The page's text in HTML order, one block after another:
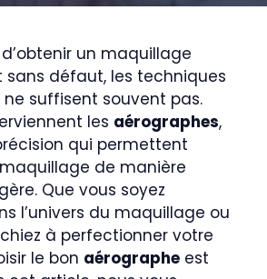
d’obtenir un maquillage
défaut, les techniques
suffisent souvent pas.
les aérographes,
qui permettent
de manière
Que vous soyez
l’univers du maquillage ou
à perfectionner votre
le bon aérographe est